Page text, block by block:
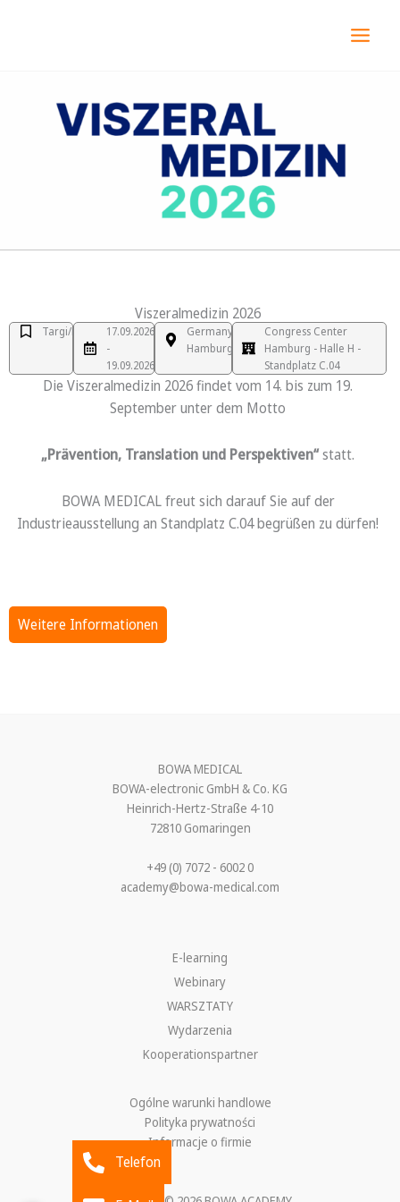
Viszeralmedizin 2026
Targi/Kongres17.09.2026
-
19.09.2026
Germany,
Hamburg
Congress Center
Hamburg - Halle H -
Standplatz C.04
Die Viszeralmedizin 2026 findet vom 14. bis zum 19.
September unter dem Motto
„Prävention, Translation und Perspektiven“statt.
BOWA MEDICAL freut sich darauf Sie auf der
Industrieausstellung an Standplatz C.04 begrüßen zu dürfen!
Weitere Informationen
BOWA MEDICAL
BOWA-electronic GmbH & Co. KG
Heinrich-Hertz-Straße 4-10
72810 Gomaringen
+49 (0) 7072 - 6002 0
academy@bowa-medical.com
E-learning
Webinary
WARSZTATY
Wydarzenia
Kooperationspartner
Ogólne warunki handlowe
Polityka prywatności
Informacje o firmie
Telefon